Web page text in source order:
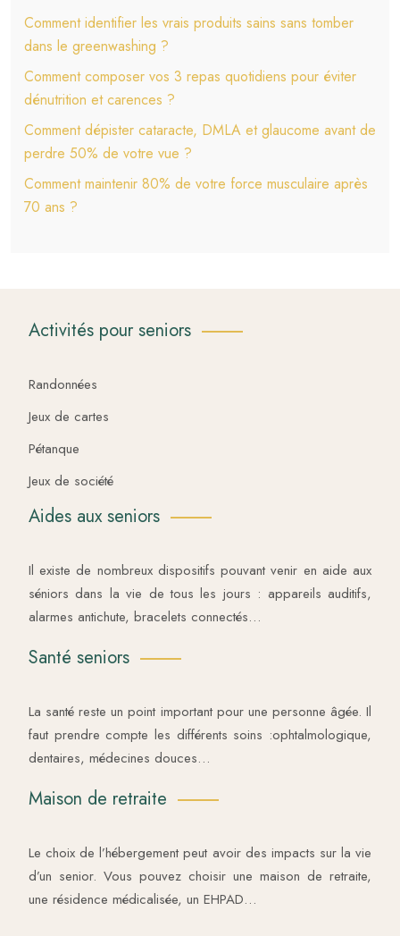
Comment identifier les vrais produits sains sans tomber
dans le greenwashing ?
Comment composer vos 3 repas quotidiens pour éviter
dénutrition et carences ?
Comment dépister cataracte, DMLA et glaucome avant de
perdre 50% de votre vue ?
Comment maintenir 80% de votre force musculaire après
70 ans ?
Activités pour seniors
Randonnées
Jeux de cartes
Pétanque
Jeux de société
Aides aux seniors
Il existe de nombreux dispositifs pouvant venir en aide aux
séniors dans la vie de tous les jours : appareils auditifs,
alarmes antichute, bracelets connectés…
Santé seniors
La santé reste un point important pour une personne âgée. Il
faut prendre compte les différents soins :ophtalmologique,
dentaires, médecines douces…
Maison de retraite
Le choix de l’hébergement peut avoir des impacts sur la vie
d’un senior. Vous pouvez choisir une maison de retraite,
une résidence médicalisée, un EHPAD…